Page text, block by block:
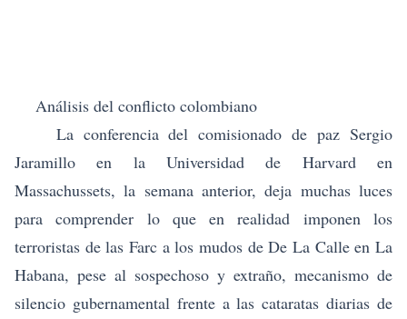
Análisis del conflicto colombiano
La conferencia del comisionado de paz Sergio
Jaramillo en la Universidad de Harvard en
Massachussets, la semana anterior, deja muchas luces
para comprender lo que en realidad imponen los
terroristas de las Farc a los mudos de De La Calle en La
Habana, pese al sospechoso y extraño, mecanismo de
silencio gubernamental frente a las cataratas diarias de